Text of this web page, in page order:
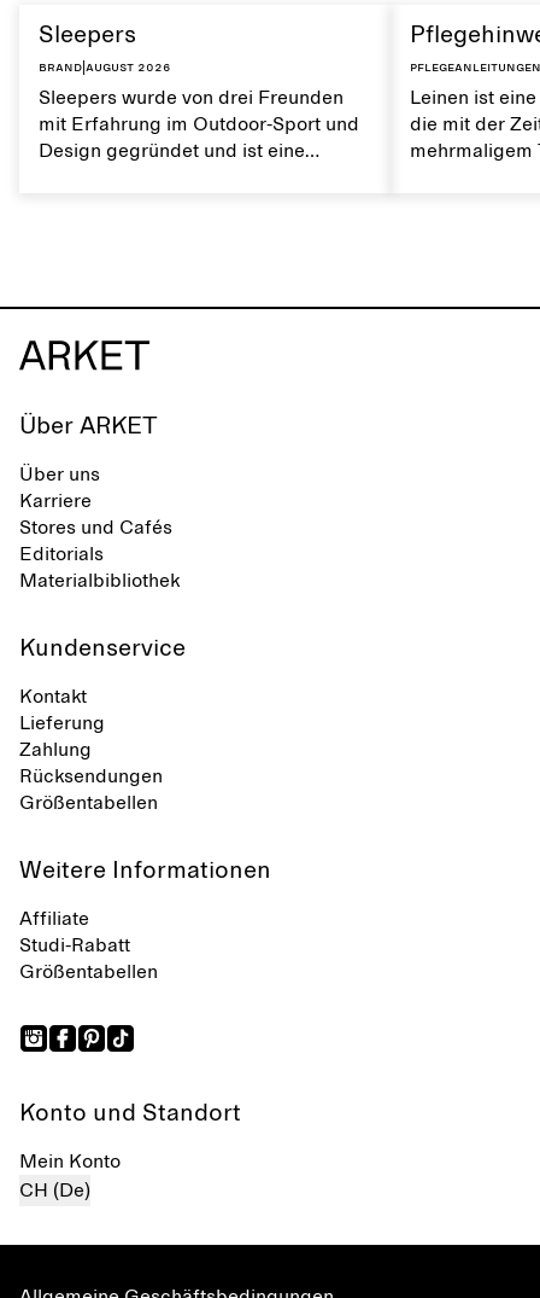
Sleepers
Brand August 2026
Sleepers wurde von drei Freunden
mit Erfahrung im Outdoor-Sport und
Design gegründet und ist eine
Flops und zeichnet sich durch klare,
minimalistische Linien, Komfort und
Vielseitigkeit in verschiedenen
Pflegeanleitungen
Leinen ist
die mit der
mehrmaligem
Über ARKET
Über uns
Karriere
Stores und Cafés
Editorials
Materialbibliothek
Kundenservice
Kontakt
Lieferung
Zahlung
Rücksendungen
Größentabellen
Weitere Informationen
Affiliate
Studi-Rabatt
Größentabellen
Konto und Standort
Mein Konto
CH (De)